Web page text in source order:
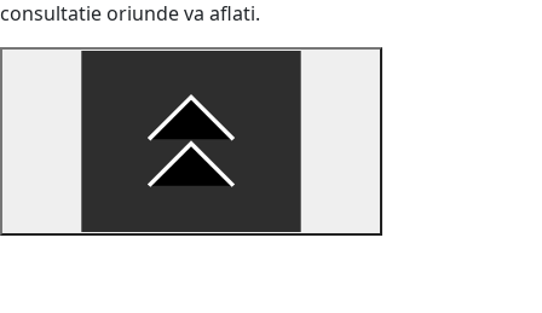
consultatie oriunde va aflati.